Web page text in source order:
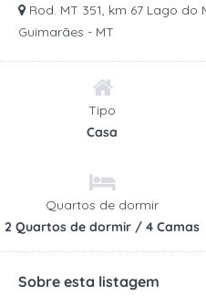
Rod. MT 351, km 67 Lago
Guimarães - MT
Tipo
Casa
Quartos de dormir
2 Quartos de dormir / 4 Camas
Sobre esta listagem